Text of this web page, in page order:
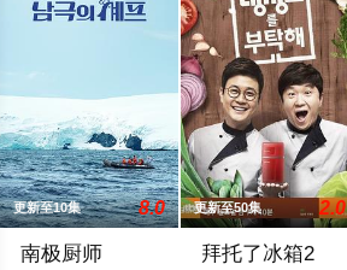
更新至10集 8.0
南极厨师
更新至50集 2.0
拜托了冰箱2